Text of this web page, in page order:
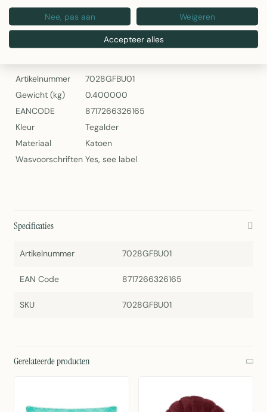
Artikelnummer: 7028GFBU01
Graphic Stonewash Sierkussen Roze 30x50cm van Linen & More
Specificaties
Artikelnummer
7028GFBU01
Gewicht (kg)
0.400000
EANCODE
8717266326165
Kleur
Tegalder
Materiaal
Katoen
Wasvoorschriften Yes, see label
Specificaties
Artikelnummer 7028GFBU01
EAN Code 8717266326165
SKU 7028GFBU01
Gerelateerde producten
Nee, pas aan Weigeren
Accepteer alles